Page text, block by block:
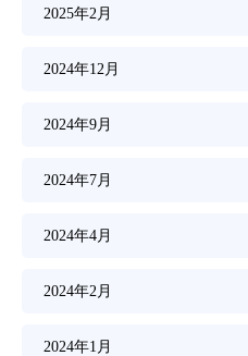
2025年2月
2024年12月
2024年9月
2024年7月
2024年4月
2024年2月
2024年1月